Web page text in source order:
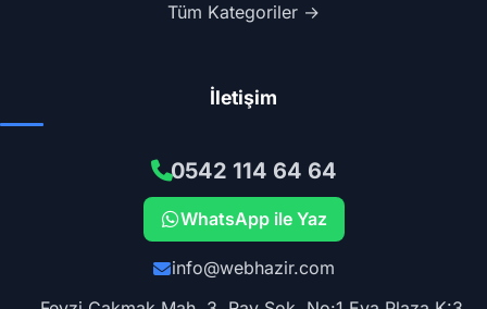
Tüm Kategoriler →
İletişim
0542 114 64 64
WhatsApp ile Yaz
info@webhazir.com